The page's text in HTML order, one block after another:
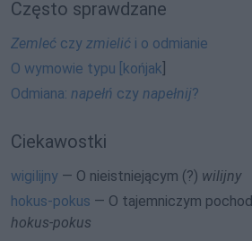
Często sprawdzane
Zemleć czy zmielić i o odmianie
O wymowie typu [końjak
Odmiana: napełń czy napełnij?
Ciekawostki
wigilijny — O nieistniejącym (?) wilijny
hokus-pokus — O tajemniczym
hokus-pokus